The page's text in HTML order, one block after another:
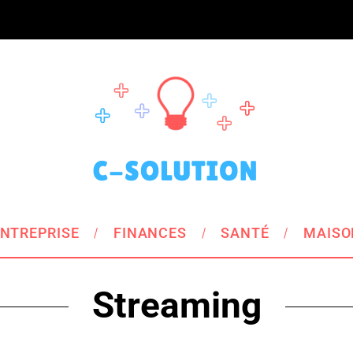
FINANCES SANTÉ
Streaming